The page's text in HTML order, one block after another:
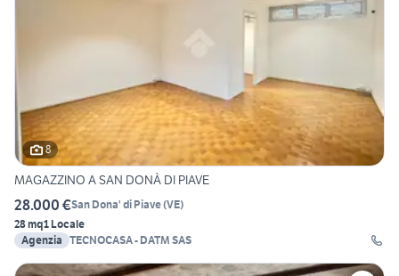
8
MAGAZZINO A SAN DONÀ DI PIAVE
28.000 €San Dona' di Piave(VE)
28 mq1 Locale
Agenzia TECNOCASA - DATM SAS